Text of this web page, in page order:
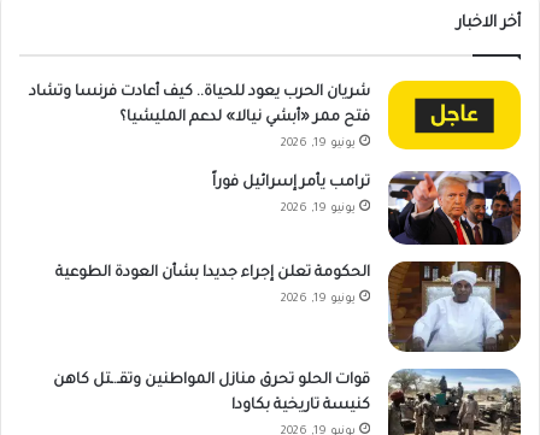
أخر الاخبار
شريان الحرب يعود للحياة.. كيف أعادت فرنسا وتشاد
فتح ممر «أبشي نيالا» لدعم المليشيا؟
يونيو 19, 2026
ترامب يأمر إسرائيل فوراً
يونيو 19, 2026
الحكومة تعلن إجراء جديدا بشأن العودة الطوعية
يونيو 19, 2026
قوات الحلو تحرق منازل المواطنين وتقـ.ـتل كاهن
كنيسة تاريخية بكاودا